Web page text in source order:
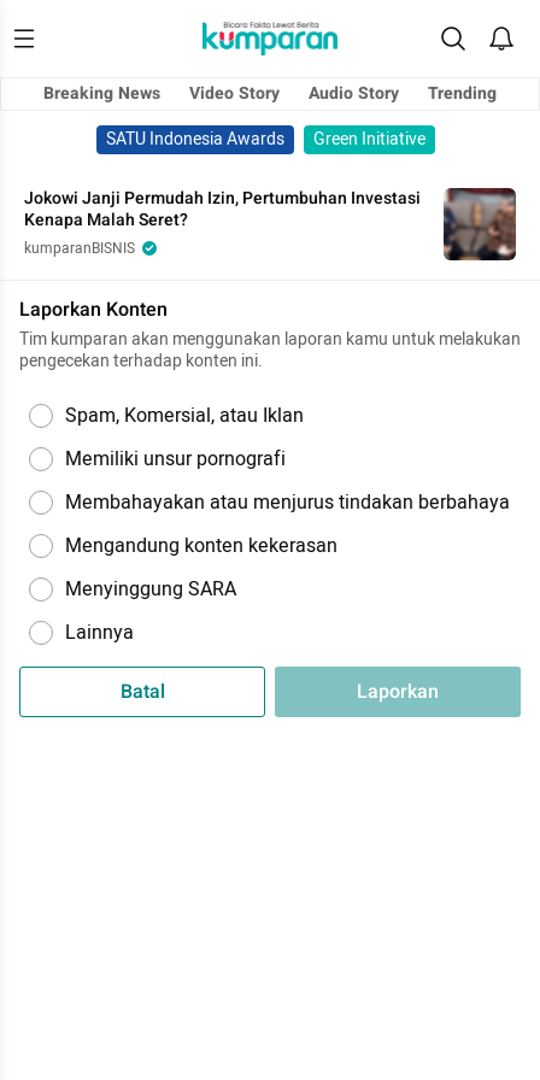
Breaking News Video Story Audio Story
Trending
SATU Indonesia Awards
Green Initiative
Jokowi Janji Permudah Izin, Pertumbuhan Investasi
Kenapa Malah Seret?
kumparanBISNIS
Laporkan Konten
Tim kumparan akan menggunakan laporan kamu untuk melakukan
pengecekan terhadap konten ini.
Spam, Komersial, atau Iklan
Memiliki unsur pornografi
Membahayakan atau menjurus tindakan berbahaya
Mengandung konten kekerasan
Menyinggung SARA
Lainnya
Batal Laporkan